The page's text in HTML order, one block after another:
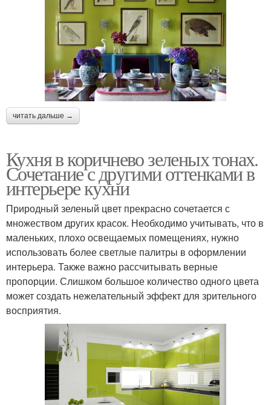
читать дальше →
Кухня в коричнево зеленых тонах.
Сочетание с другими оттенками в
интерьере кухни
Природный зеленый цвет прекрасно сочетается с
множеством других красок. Необходимо учитывать, что в
маленьких, плохо освещаемых помещениях, нужно
использовать более светлые палитры в оформлении
интерьера. Также важно рассчитывать верные
пропорции. Слишком большое количество одного цвета
может создать нежелательный эффект для зрительного
восприятия.